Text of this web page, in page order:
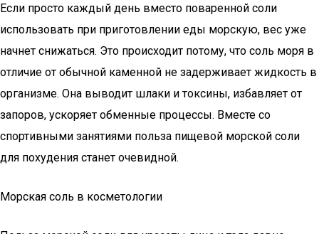
Если просто каждый день вместо поваренной соли
использовать при приготовлении еды морскую, вес уже
начнет снижаться. Это происходит потому, что соль моря в
отличие от обычной каменной не задерживает жидкость в
организме. Она выводит шлаки и токсины, избавляет от
запоров, ускоряет обменные процессы. Вместе со
спортивными занятиями польза пищевой морской соли
для похудения станет очевидной.
Морская соль в косметологии